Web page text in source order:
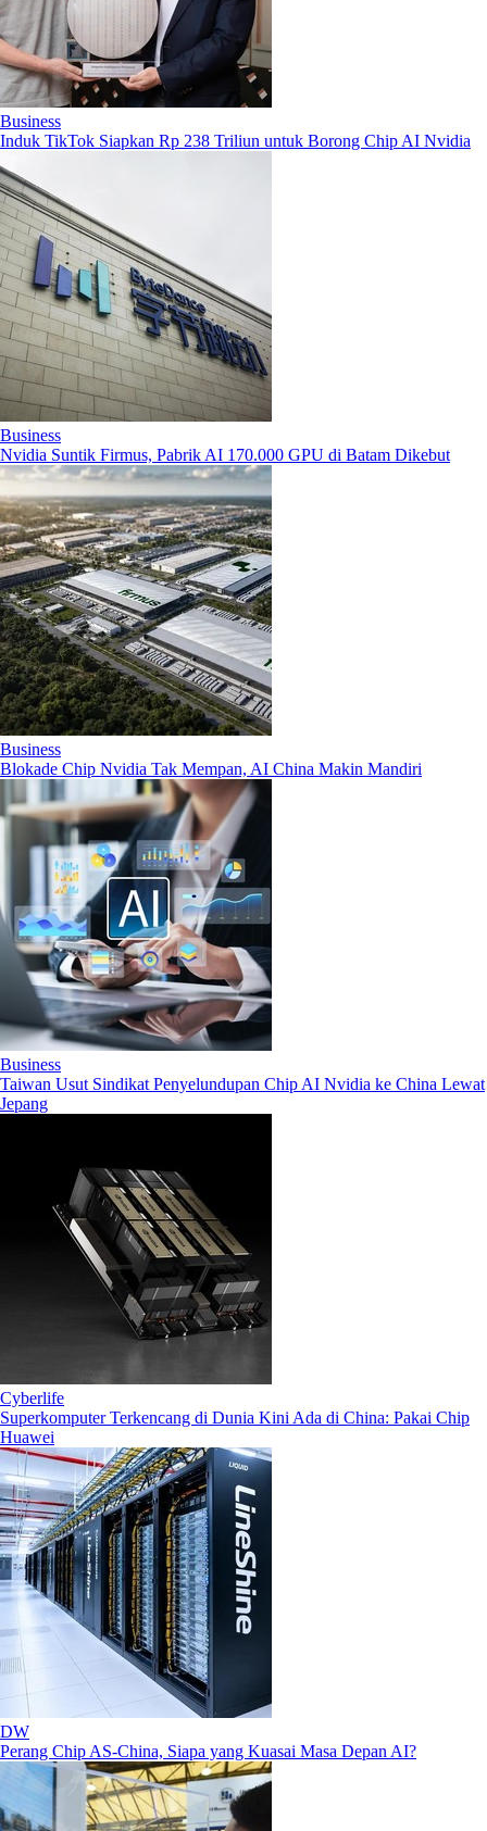
Business
Induk TikTok Siapkan Rp 238 Triliun untuk Borong Chip AI Nvidia
Business
Nvidia Suntik Firmus, Pabrik AI 170.000 GPU di Batam Dikebut
Business
Blokade Chip Nvidia Tak Mempan, AI China Makin Mandiri
Business
Taiwan Usut Sindikat Penyelundupan Chip AI Nvidia ke China Lewat
Jepang
Cyberlife
Superkomputer Terkencang di Dunia Kini Ada di China: Pakai Chip
Huawei
DW
Perang Chip AS-China, Siapa yang Kuasai Masa Depan AI?